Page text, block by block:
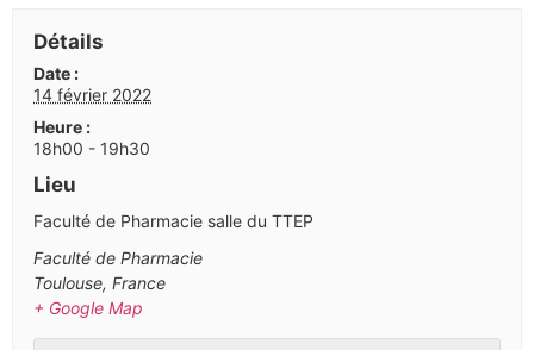
Détails
Date :
14 février 2022
Heure :
18h00 - 19h30
Lieu
Faculté de Pharmacie salle du TTEP
Faculté de Pharmacie
Toulouse, France
+ Google Map